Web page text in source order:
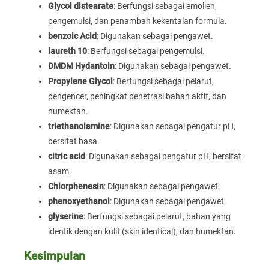
Glycol distearate: Berfungsi sebagai emolien,
pengemulsi, dan penambah kekentalan formula.
benzoic Acid: Digunakan sebagai pengawet.
laureth 10: Berfungsi sebagai pengemulsi.
DMDM Hydantoin: Digunakan sebagai pengawet.
Propylene Glycol : Berfungsi sebagai pelarut,
pengencer, peningkat penetrasi bahan aktif, dan
humektan.
triethanolamine: Digunakan sebagai pengatur pH,
bersifat basa.
citric acid: Digunakan sebagai pengatur pH, bersifat
asam.
Chlorphenesin: Digunakan sebagai pengawet.
phenoxyethanol : Digunakan sebagai pengawet.
glyserine: Berfungsi sebagai pelarut, bahan yang
identik dengan kulit (skin identical), dan humektan.
Kesimpulan